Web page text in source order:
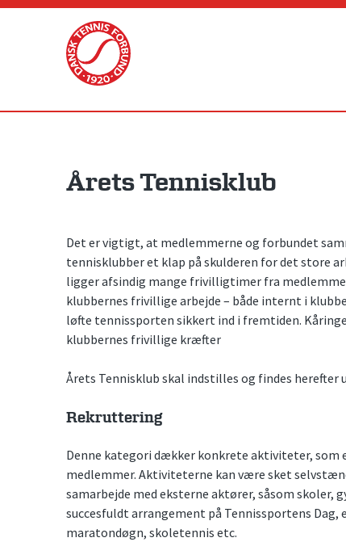
Skip
Årets Tennisklub
Det er vigtigt, at medlemmerne og forbundet
tennisklubber et klap på skulderen for det store
ligger afsindig mange frivilligtimer fra
klubbernes frivillige arbejde – både internt i
løfte tennissporten sikkert ind i fremtiden.
klubbernes frivillige kræfter
Årets Tennisklub skal indstilles og findes herefter
Rekruttering
Denne kategori dækker konkrete aktiviteter,
medlemmer. Aktiviteterne kan være sket
samarbejde med eksterne aktører, såsom skoler,
succesfuldt arrangement på Tennissportens
maratondøgn, skoletennis etc.